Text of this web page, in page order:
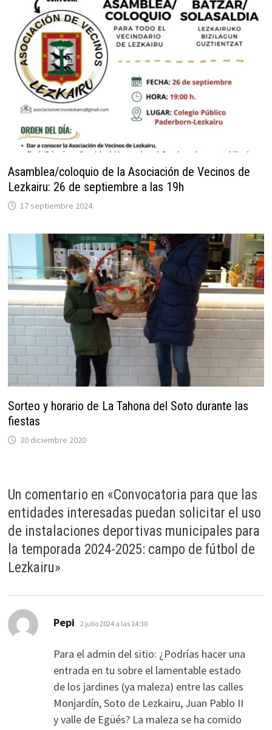
Asamblea/coloquio de la Asociación de Vecinos de
Lezkairu: 26 de septiembre a las 19h
17 septiembre 2024
Sorteo y horario de La Tahona del Soto durante las
fiestas
30 diciembre 2020
Un comentario en «Convocatoria para que las
entidades interesadas puedan solicitar el uso
de instalaciones deportivas municipales para
la temporada 2024-2025: campo de fútbol de
Lezkairu»
Pepi dice:
2 julio 2024 a las 14:30
Para el admin del sitio: ¿Podrías hacer una
entrada en tu sobre el lamentable estado
de los jardines (ya maleza) entre las calles
Monjardín, Soto de Lezkairu, Juan Pablo II
y valle de Egüés? La maleza se ha comido